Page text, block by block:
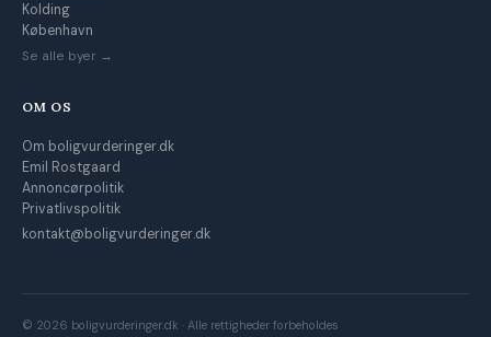
Kolding
København
Se alle byer →
OM OS
Om boligvurderinger.dk
Emil Rostgaard
Annoncørpolitik
Privatlivspolitik
kontakt@boligvurderinger.dk
© 2026 boligvurderinger.dk · Alle rettigheder forbeholdes